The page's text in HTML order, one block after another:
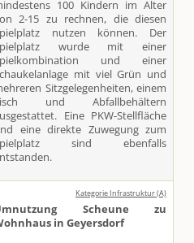
100 Kindern im Alter
2-15 zu rechnen, die diesen
nutzen können. Der
wurde mit einer
und einer
mit viel Grün und
Sitzgelegenheiten, einem
und Abfallbehältern
Eine PKW-Stellfläche
eine direkte Zuwegung zum
sind ebenfalls
Kategorie Infrastruktur (A)
Scheune zu
in Geyersdorf